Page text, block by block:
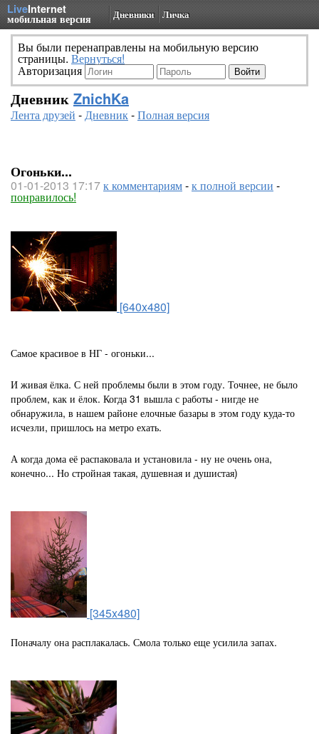
LiveInternet
мобильная версия Дневники Личка
Вы были перенаправлены на мобильную версию
страницы. Вернуться!
Авторизация
Дневник ZnichKa
Лента друзей -Дневник-Полная версия
Огоньки...
01-01-2013 17:17к комментариям-к полной версии -
понравилось!
[640x480]
Самое красивое в НГ - огоньки...
И живая ёлка. С ней проблемы были в этом году. Точнее, не было
проблем, как и ёлок. Когда 31 вышла с работы - нигде не
обнаружила, в нашем районе елочные базары в этом году куда-то
исчезли, пришлось на метро ехать.
А когда дома её распаковала и установила - ну не очень она,
конечно... Но стройная такая, душевная и душистая)
[345x480]
Поначалу она расплакалась. Смола только еще усилила запах.